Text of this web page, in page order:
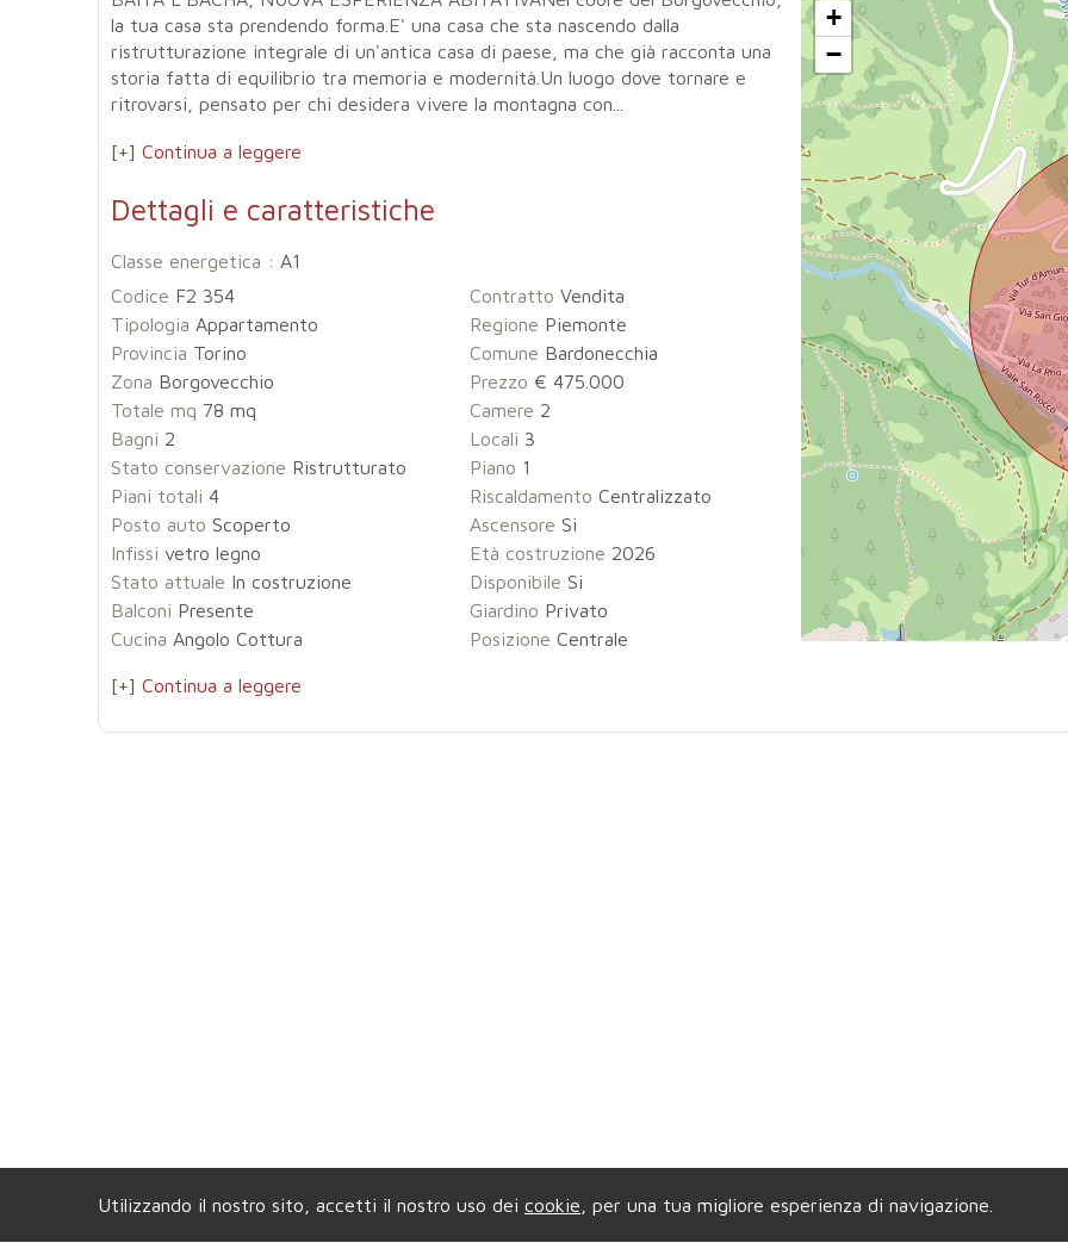
la tua casa sta prendendo forma.E' una casa che sta nascendo dalla
ristrutturazione integrale di un'antica casa di paese, ma che già racconta una
storia fatta di equilibrio tra memoria e modernità.Un luogo dove tornare e
ritrovarsi, pensato per chi desidera vivere la montagna con...
[+] Continua a leggere
Dettagli e caratteristiche
Classe energetica : A1
Codice F2 354 Contratto Vendita
Tipologia Appartamento Regione Piemonte
Provincia Torino Comune Bardonecchia
Zona Borgovecchio Prezzo € 475.000
Totale mq 78 mq Camere 2
Bagni 2 Locali 3
Stato conservazione Ristrutturato Piano 1
Piani totali 4 Riscaldamento Centralizzato
Posto auto Scoperto Ascensore Si
Infissi vetro legno Età costruzione 2026
Stato attuale In costruzione Disponibile Si
Balconi Presente Giardino Privato
Cucina Angolo Cottura Posizione Centrale
[+] Continua a leggere
+
−
Utilizzando il nostro sito, accetti il nostro uso dei cookie , per una tua migliore esperienza di navigazione.